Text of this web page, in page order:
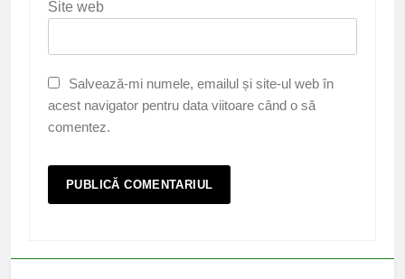
Site web
Salvează-mi numele, emailul și site-ul web în
acest navigator pentru data viitoare când o să
comentez.